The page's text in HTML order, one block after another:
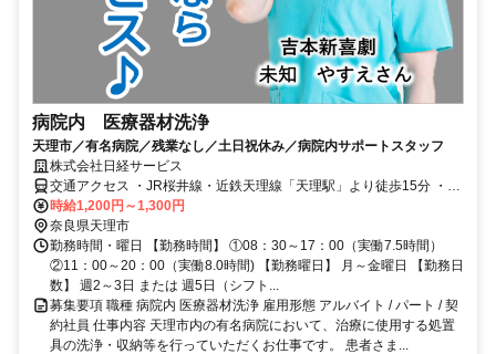
病院内 医療器材洗浄
天理市／有名病院／残業なし／土日祝休み／病院内サポートスタッフ
株式会社日経サービス
交通アクセス ・JR桜井線・近鉄天理線「天理駅」より徒歩15分 ・奈
良交通バス 50・64・65「憩の家病院前」下車 ＜通勤可能エリア＞
橿原市、奈良市、桜井市などからも通勤可能です！ もちろん上記市
以外からでもOK！
時給1,200円～1,300円
奈良県天理市
勤務時間・曜日 【勤務時間】 ①08：30～17：00（実働7.5時間）
②11：00～20：00（実働8.0時間) 【勤務曜日】 月～金曜日 【勤務日
数】 週2～3日 または 週5日（シフト...
募集要項 職種 病院内 医療器材洗浄 雇用形態 アルバイト / パート / 契
約社員 仕事内容 天理市内の有名病院において、治療に使用する処置
具の洗浄・収納等を行っていただくお仕事です。 患者さま...